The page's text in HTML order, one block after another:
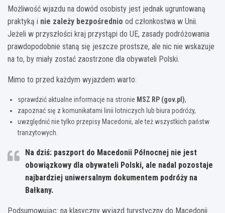
Możliwość wjazdu na dowód osobisty jest jednak ugruntowaną
praktyką i nie zależy bezpośrednio od członkostwa w Unii.
Jeżeli w przyszłości kraj przystąpi do UE, zasady podróżowania
prawdopodobnie staną się jeszcze prostsze, ale nic nie wskazuje
na to, by miały zostać zaostrzone dla obywateli Polski.
Mimo to przed każdym wyjazdem warto:
sprawdzić aktualne informacje na stronie MSZ RP (gov.pl),
zapoznać się z komunikatami linii lotniczych lub biura podróży,
uwzględnić nie tylko przepisy Macedonii, ale też wszystkich państw
tranzytowych.
Na dziś: paszport do Macedonii Północnej nie jest
obowiązkowy dla obywateli Polski, ale nadal pozostaje
najbardziej uniwersalnym dokumentem podróży na
Bałkany.
Podsumowując: na klasyczny wyjazd turystyczny do Macedonii